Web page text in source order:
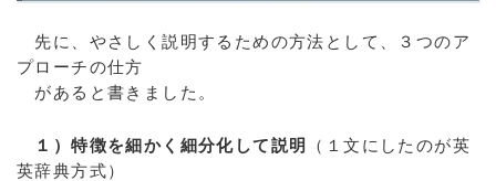
先に、やさしく説明するための方法として、３つのア
プローチの仕方
があると書きました。
１）特徴を細かく細分化して説明
（１文にしたのが英
英辞典方式）